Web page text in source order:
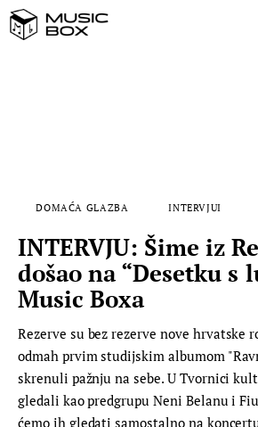
FILM
MUSIC BOX
DOMAĆA GLAZBA INTERVJUI
INTERVJU: Šime iz
došao na “Desetku s
Music Boxa
Rezerve su bez rezerve nove hrvatske
odmah prvim studijskim albumom
skrenuli pažnju na sebe. U Tvornici
gledali kao predgrupu Neni Belanu i
ćemo ih gledati samostalno na